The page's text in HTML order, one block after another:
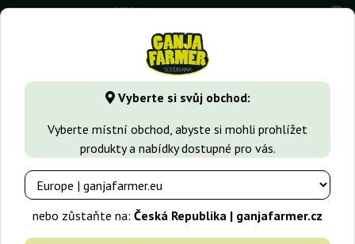
Vyberte si svůj obchod:
Vyberte místní obchod, abyste si mohli prohlížet
produkty a nabídky dostupné pro vás.
nebo zůstaňte na: Česká Republika | ganjafarmer.cz
0
GanjaFarmer.cz Typy Semen Marihuany Sativa semena
-25%
+dárky